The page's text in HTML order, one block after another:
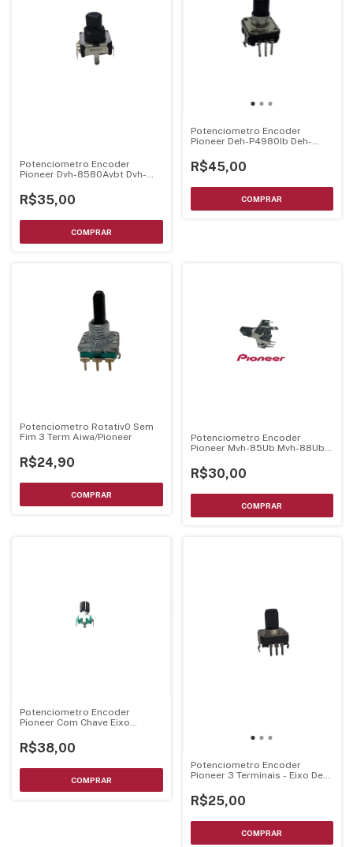
Potenciometro Encoder
Pioneer Dvh-8580Avbt Dvh-
R$35,00
Potenciometro Encoder
Pioneer Deh-P4980Ib Deh-
P5990Ib
R$45,00
Potenciometro Rotativ0 Sem
Fim 3 Term Aiwa/Pioneer
R$24,90
Potenciometro Encoder
Pioneer Mvh-85Ub Mvh-88Ub
S218Bt C/ Chave
R$30,00
Potenciometro Encoder
Pioneer Com Chave Eixo
Verde Csd1178
R$38,00
Potenciometro Encoder
Pioneer 3 Terminais - Eixo De
R$25,00